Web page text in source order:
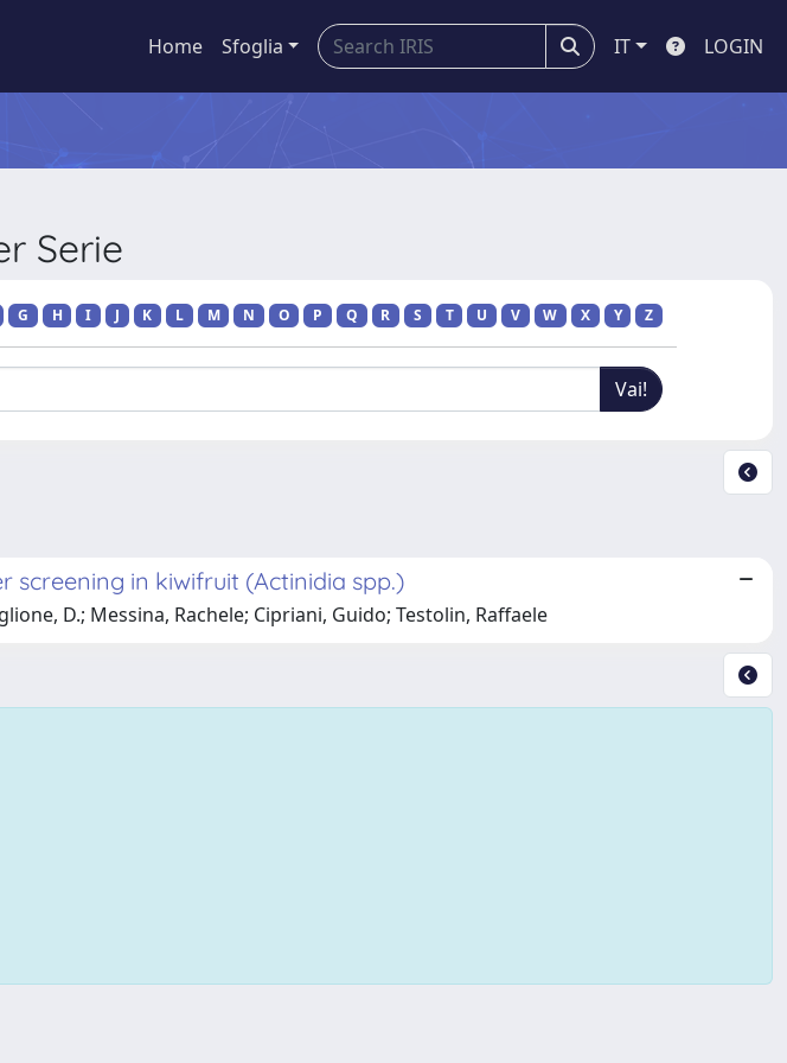
Home Sfoglia IT LOGIN
Serie
G H I J K L M N O P Q R S T U V W X Y Z
in kiwifruit (Actinidia spp.)
D.; Messina, Rachele; Cipriani, Guido; Testolin, Raffaele